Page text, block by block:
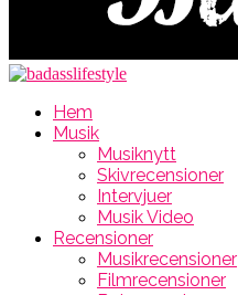
Hem
Musik
Musiknytt
Skivrecensioner
Intervjuer
Musik Video
Recensioner
Musikrecensioner
Filmrecensioner